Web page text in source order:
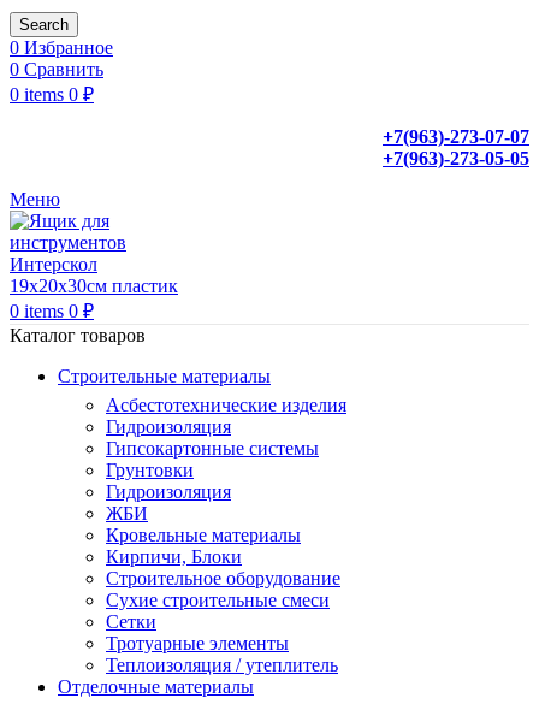
Search
0 Избранное
0 Сравнить
0 items 0 ₽
+7(963)-273-07-07
+7(963)-273-05-05
Меню
0 items 0 ₽
Каталог товаров
Строительные материалы
Асбестотехнические изделия
Гидроизоляция
Гипсокартонные системы
Грунтовки
Гидроизоляция
ЖБИ
Кровельные материалы
Кирпичи, Блоки
Строительное оборудование
Сухие строительные смеси
Сетки
Тротуарные элементы
Теплоизоляция / утеплитель
Отделочные материалы